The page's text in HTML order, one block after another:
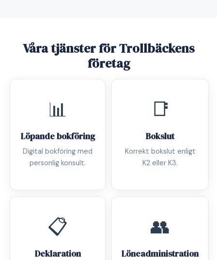
Våra tjänster för Trollbäckens
företag
📊
Löpande bokföring
Digital bokföring med
personlig konsult.
📑
Bokslut
Korrekt bokslut enligt
K2 eller K3.
📋
Deklaration
👥
Löneadministration